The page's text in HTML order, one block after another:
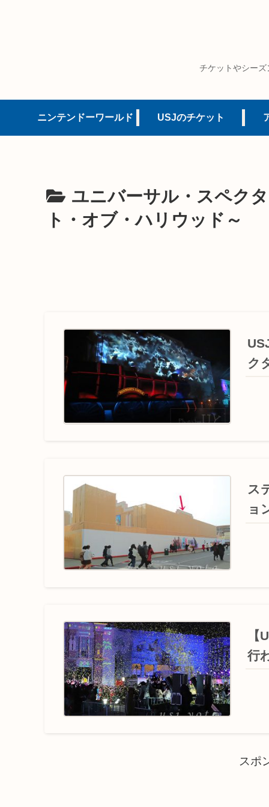
チケットやシー
ニンテンドーワールド USJのチケット
ユニバーサル・スペク
ト・オブ・ハリウッド～
ク
ス
ョ
行
スポ